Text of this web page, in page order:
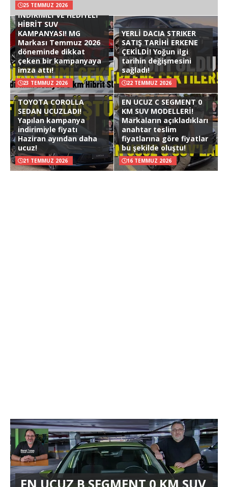
25 TEMMUZ 2026
İNDİRİMLİ VE HEDİYELİ
HİBRİT SUV
KAMPANYASI! MG
Markası Temmuz 2026
döneminde dikkat
çeken bir kampanyaya
imza attı!
23 TEMMUZ 2026
YERLİ DACIA STRIKER
SATIŞ TARİHİ ERKENE
ÇEKİLDİ! Yoğun ilgi
tarihin değişmesini
sağladı!
22 TEMMUZ 2026
TOYOTA COROLLA
SEDAN UCUZLADI!
Yapılan kampanya
indirimiyle fiyatı
Haziran ayından daha
ucuz!
21 TEMMUZ 2026
EN UCUZ C SEGMENT 0
KM SUV MODELLERİ!
Markaların açıkladıkları
anahtar teslim
fiyatlarına göre fiyatlar
bu şekilde oluştu!
16 TEMMUZ 2026
EN UCUZ B SEGMENT 0 KM SUV